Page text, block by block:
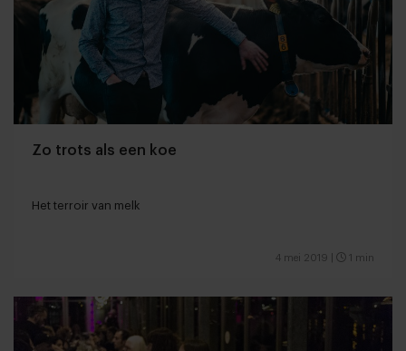
Zo trots als een koe
Het terroir van melk
4 mei 2019 1 min